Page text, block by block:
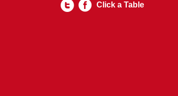
Click a Table